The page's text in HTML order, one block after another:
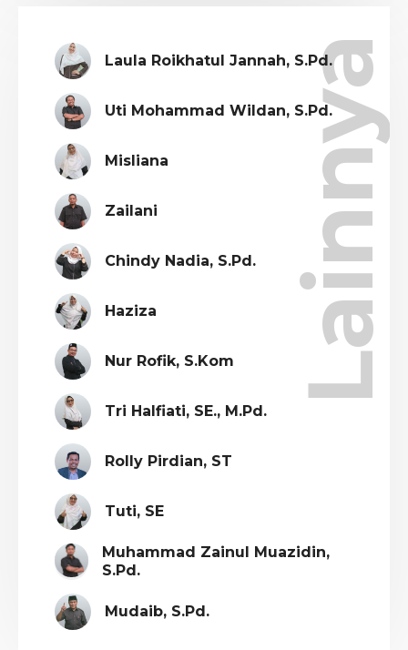
Lainnya
Laula Roikhatul Jannah, S.Pd.
Uti Mohammad Wildan, S.Pd.
Misliana
Zailani
Chindy Nadia, S.Pd.
Haziza
Nur Rofik, S.Kom
Tri Halfiati, SE., M.Pd.
Rolly Pirdian, ST
Tuti, SE
Muhammad Zainul Muazidin,
S.Pd.
Mudaib, S.Pd.